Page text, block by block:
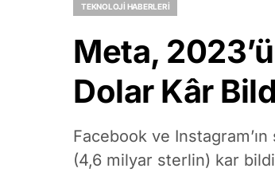
TEKNOLOJI HABERLERI
Meta,
Dolar Kâr
Facebook ve
(4,6 milyar sterlin) kar